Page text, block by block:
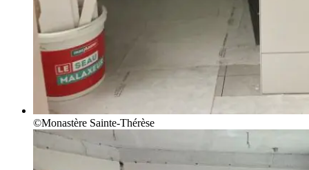
©Monastère Sainte-Thérèse